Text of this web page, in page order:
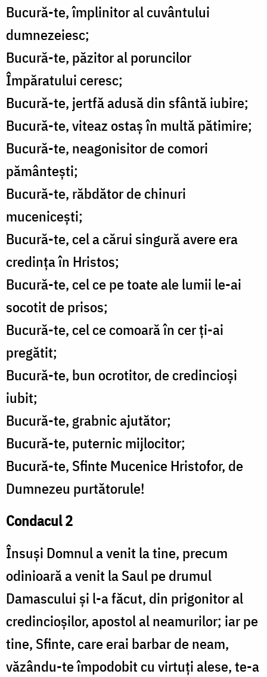
Bucură-te, împlinitor al cuvântului
dumnezeiesc;
Bucură-te, păzitor al poruncilor
Împăratului ceresc;
Bucură-te, jertfă adusă din sfântă iubire;
Bucură-te, viteaz ostaș în multă pătimire;
Bucură-te, neagonisitor de comori
pământești;
Bucură-te, răbdător de chinuri
mucenicești;
Bucură-te, cel a cărui singură avere era
credința în Hristos;
Bucură-te, cel ce pe toate ale lumii le-ai
socotit de prisos;
Bucură-te, cel ce comoară în cer ți-ai
pregătit;
Bucură-te, bun ocrotitor, de credincioși
iubit;
Bucură-te, grabnic ajutător;
Bucură-te, puternic mijlocitor;
Bucură-te, Sfinte Mucenice Hristofor, de
Dumnezeu purtătorule!
Condacul 2
Însuși Domnul a venit la tine, precum
odinioară a venit la Saul pe drumul
Damascului și l-a făcut, din prigonitor al
credincioșilor, apostol al neamurilor; iar pe
tine, Sfinte, care erai barbar de neam,
văzându-te împodobit cu virtuți alese, te-a